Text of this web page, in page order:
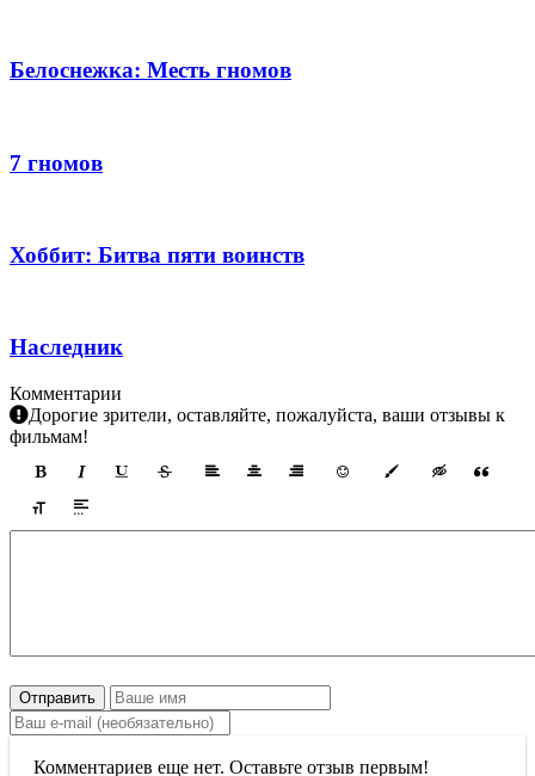
Белоснежка: Месть гномов
7 гномов
Хоббит: Битва пяти воинств
Наследник
Комментарии
Дорогие зрители, оставляйте, пожалуйста, ваши отзывы к
фильмам!
Отправить
Комментариев еще нет. Оставьте отзыв первым!